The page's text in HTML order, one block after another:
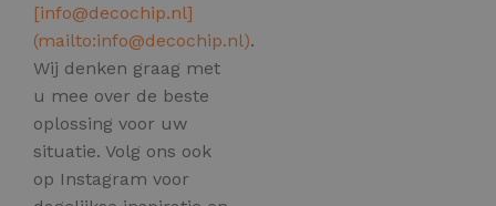
[info@decochip.nl]
(mailto:info@decochip.nl).
Wij denken graag met
u mee over de beste
oplossing voor uw
situatie. Volg ons ook
op Instagram voor